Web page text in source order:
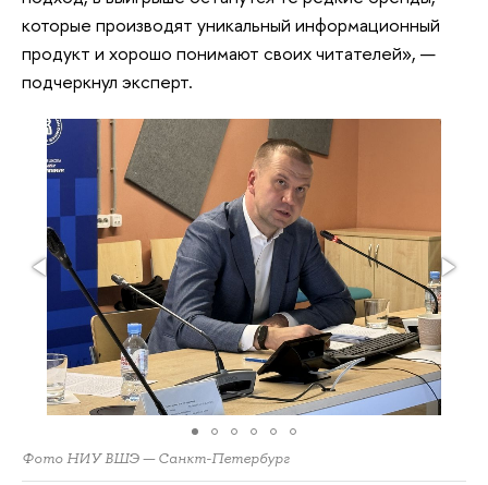
которые производят уникальный информационный
продукт и хорошо понимают своих читателей», —
подчеркнул эксперт.
Фото НИУ ВШЭ — Санкт-Петербург